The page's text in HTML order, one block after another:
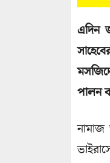
এদিন
পালন